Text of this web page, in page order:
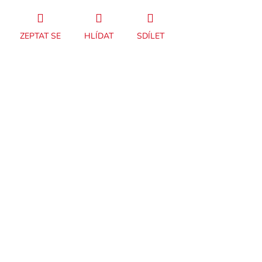
ZEPTAT SE HLÍDAT SDÍLET